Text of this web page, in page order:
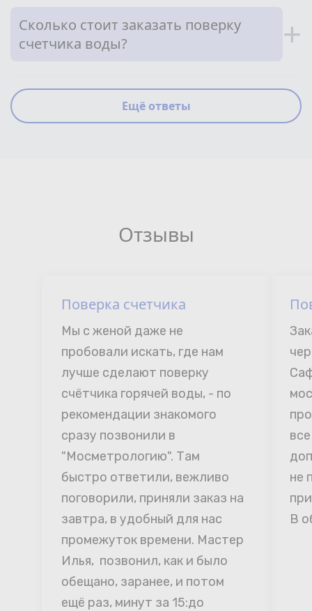
Сколько стоит заказать поверку
счетчика воды?
+
Ещё ответы
Отзывы
Поверка счетчика
Мы с женой даже не
пробовали искать, где нам
лучше сделают поверку
счётчика горячей воды, - по
рекомендации знакомого
сразу позвонили в
"Мосметрологию". Там
быстро ответили, вежливо
поговорили, приняли заказ на
завтра, в удобный для нас
промежуток времени. Мастер
Илья,  позвонил, как и было
обещано, заранее, и потом
ещё раз, минут за 15:до
не
В